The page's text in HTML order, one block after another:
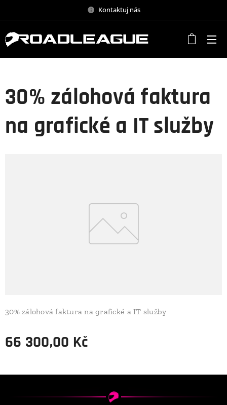
Kontaktuj nás
30% zálohová faktura
na grafické a IT služby
30% zálohová faktura na grafické a IT služby
66 300,00 Kč